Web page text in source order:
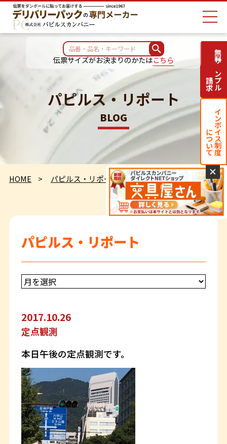
伝票サイズがお決まりのかたはこちら
パピルス・リポート
BLOG
HOME パピルス・リポート 定点観測
パピルス・リポート
2017.10.26
定点観測
本日午後の定点観測です。
無料サンプル
請求
インボイス制度
について
✕